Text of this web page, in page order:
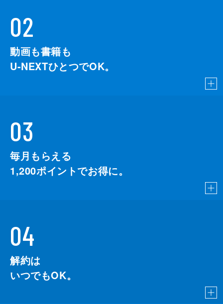
02
動画も書籍も
U-NEXTひとつでOK。
03
毎月もらえる
1,200ポイントでお得に。
04
解約は
いつでもOK。